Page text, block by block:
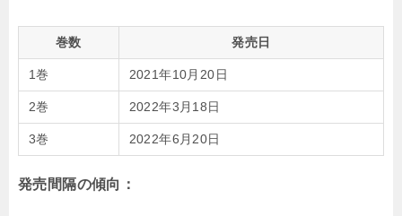
巻数 発売日
1巻 2021年10月20日
2巻 2022年3月18日
3巻 2022年6月20日
発売間隔の傾向：